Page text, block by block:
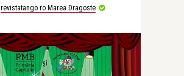
revistatango.ro Marea Dragoste